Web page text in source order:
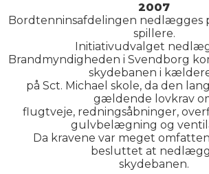
2007
Bordtenninsafdelingen nedlægges
spillere.
Initiativudvalget
Brandmyndigheden i Svendborg
skydebanen i
på Sct. Michael skole, da den
gældende lovkrav
flugtveje, redningsåbninger,
gulvbelægning og
Da kravene var meget
besluttet at
skydebanen.